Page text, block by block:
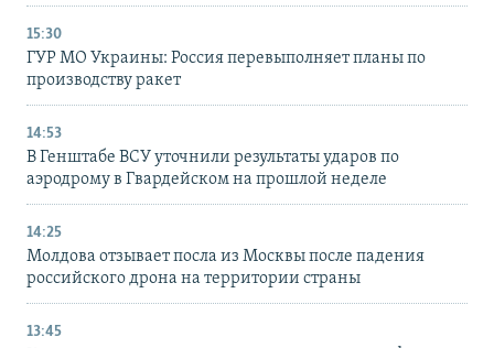
15:30
ГУР МО Украины: Россия перевыполняет планы по
производству ракет
14:53
В Генштабе ВСУ уточнили результаты ударов по
аэродрому в Гвардейском на прошлой неделе
14:25
Молдова отзывает посла из Москвы после падения
российского дрона на территории страны
13:45